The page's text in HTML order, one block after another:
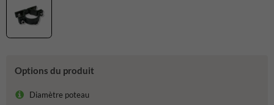
Options du produit
Diamètre poteau